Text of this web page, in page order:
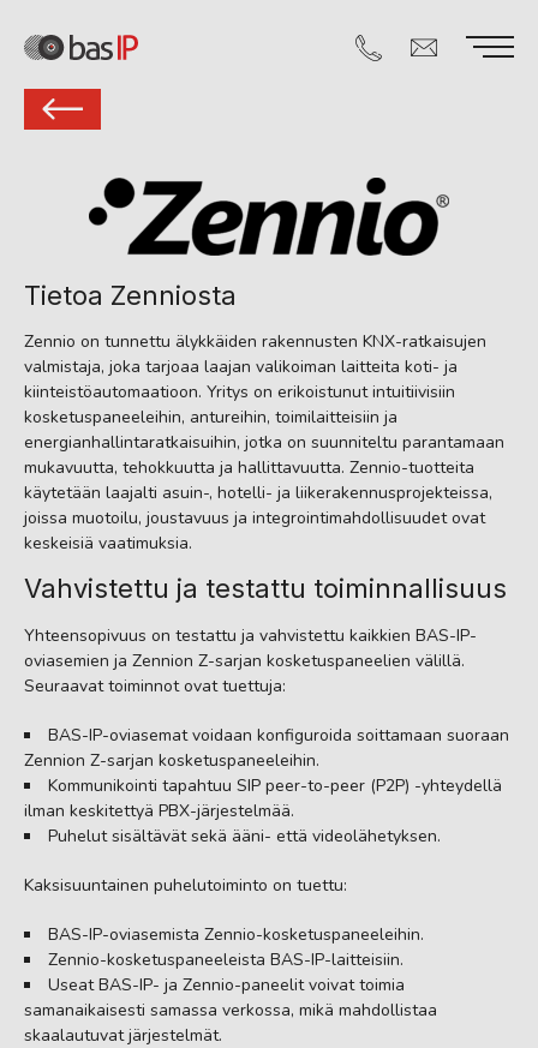
Tietoa Zenniosta
Zennio on tunnettu älykkäiden rakennusten KNX-ratkaisujen
valmistaja, joka tarjoaa laajan valikoiman laitteita koti- ja
kiinteistöautomaatioon. Yritys on erikoistunut intuitiivisiin
kosketuspaneeleihin, antureihin, toimilaitteisiin ja
energianhallintaratkaisuihin, jotka on suunniteltu parantamaan
mukavuutta, tehokkuutta ja hallittavuutta. Zennio-tuotteita
käytetään laajalti asuin-, hotelli- ja liikerakennusprojekteissa,
joissa muotoilu, joustavuus ja integrointimahdollisuudet ovat
keskeisiä vaatimuksia.
Vahvistettu ja testattu toiminnallisuus
Yhteensopivuus on testattu ja vahvistettu kaikkien BAS-IP-
oviasemien ja Zennion Z-sarjan kosketuspaneelien välillä.
Seuraavat toiminnot ovat tuettuja:
BAS-IP-oviasemat voidaan konfiguroida soittamaan suoraan
Zennion Z-sarjan kosketuspaneeleihin.
Kommunikointi tapahtuu SIP peer-to-peer (P2P) -yhteydellä
ilman keskitettyä PBX-järjestelmää.
Puhelut sisältävät sekä ääni- että videolähetyksen.
Kaksisuuntainen puhelutoiminto on tuettu:
BAS-IP-oviasemista Zennio-kosketuspaneeleihin.
Zennio-kosketuspaneeleista BAS-IP-laitteisiin.
Useat BAS-IP- ja Zennio-paneelit voivat toimia
samanaikaisesti samassa verkossa, mikä mahdollistaa
skaalautuvat järjestelmät.